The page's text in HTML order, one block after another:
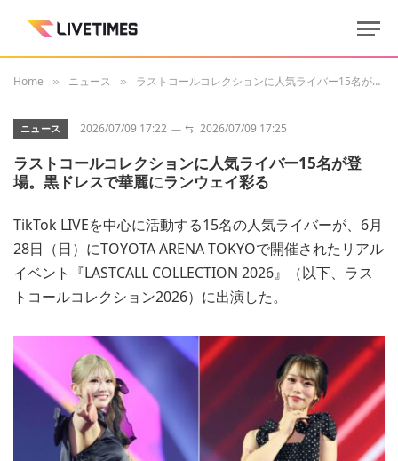
Home » ニュース » ラストコールコレクションに人気ライバー15名が登場。黒ドレスで華麗にランウェイ彩る
ニュース 2026/07/09 17:22 ⇆ 2026/07/09 17:25
ラストコールコレクションに人気ライバー15名が登
場。黒ドレスで華麗にランウェイ彩る
TikTok LIVEを中心に活動する15名の人気ライバーが、6月
28日（日）にTOYOTA ARENA TOKYOで開催されたリアル
イベント『LASTCALL COLLECTION 2026』（以下、ラス
トコールコレクション2026）に出演した。